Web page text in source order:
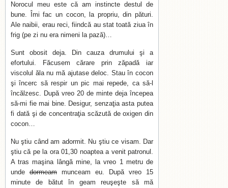
Norocul meu este că am instincte destul de
bune. Îmi fac un cocon, la propriu, din pături.
Ale naibii, erau reci, fiindcă au stat toată ziua în
frig (pe zi nu era nimeni la pază)…
Sunt obosit deja. Din cauza drumului şi a
efortului. Făcusem cărare prin zăpadă iar
viscolul ăla nu mă ajutase deloc. Stau în cocon
şi încerc să respir un pic mai repede, ca să-l
încălzesc. După vreo 20 de minte deja începea
să-mi fie mai bine. Desigur, senzaţia asta putea
fi dată şi de concentraţia scăzută de oxigen din
cocon…
Nu ştiu când am adormit. Nu ştiu ce visam. Dar
ştiu că pe la ora 01,30 noaptea a venit patronul.
A tras maşina lângă mine, la vreo 1 metru de
unde dormeam munceam eu. După vreo 15
minute de bătut în geam reuşeşte să mă